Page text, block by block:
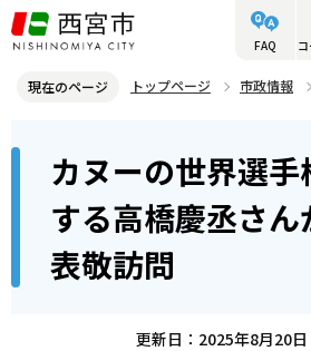
こ
の
ジ
す
FAQ
現在のページ トップページ 市政情報
カヌーの世界選手権に出場する高橋慶丞さん
ら
カヌーの世界選手
する高橋慶丞さん
表敬訪問
更新日：2025年8月20日